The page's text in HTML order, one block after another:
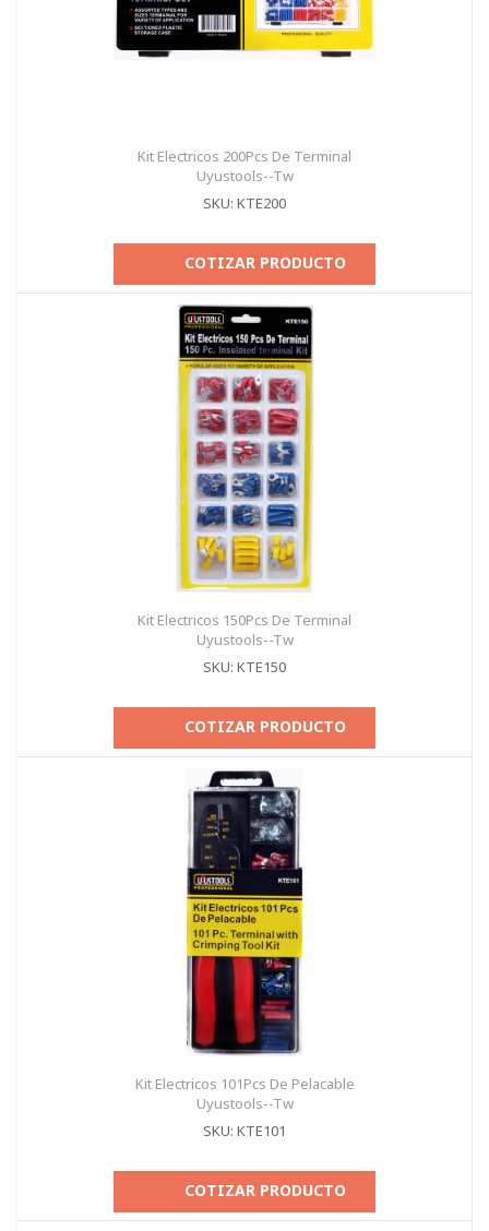
Kit Electricos 200Pcs De Terminal
Uyustools--Tw
SKU: KTE200
COTIZAR PRODUCTO
Kit Electricos 150Pcs De Terminal
Uyustools--Tw
SKU: KTE150
COTIZAR PRODUCTO
Kit Electricos 101Pcs De Pelacable
Uyustools--Tw
SKU: KTE101
COTIZAR PRODUCTO